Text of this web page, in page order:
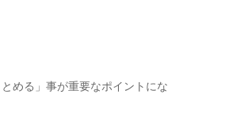
める」事が重要なポイントにな